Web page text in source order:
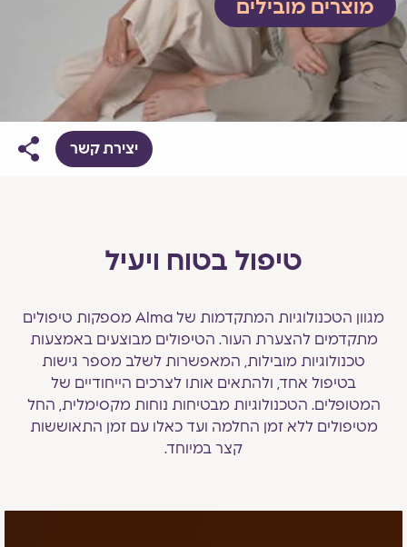
מוצרים מובילים
יצירת קשר
טיפול בטוח ויעיל
מגוון הטכנולוגיות המתקדמות של Alma מספקות טיפולים
מתקדמים להצערת העור. הטיפולים מבוצעים באמצעות
טכנולוגיות מובילות, המאפשרות לשלב מספר גישות
בטיפול אחד, ולהתאים אותו לצרכים הייחודיים של
המטופלים. הטכנולוגיות מבטיחות נוחות מקסימלית, החל
מטיפולים ללא זמן החלמה ועד כאלו עם זמן התאוששות
קצר במיוחד.